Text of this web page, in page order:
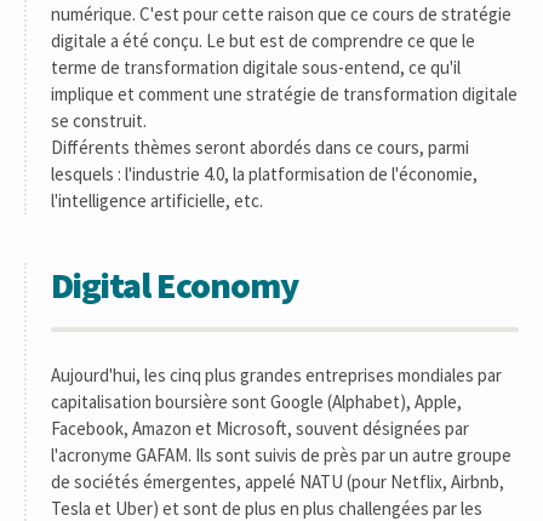
numérique. C'est pour cette raison que ce cours de stratégie
digitale a été conçu. Le but est de comprendre ce que le
terme de transformation digitale sous-entend, ce qu'il
implique et comment une stratégie de transformation digitale
se construit.
Différents thèmes seront abordés dans ce cours, parmi
lesquels : l'industrie 4.0, la platformisation de l'économie,
l'intelligence artificielle, etc.
Digital Economy
Aujourd'hui, les cinq plus grandes entreprises mondiales par
capitalisation boursière sont Google (Alphabet), Apple,
Facebook, Amazon et Microsoft, souvent désignées par
l'acronyme GAFAM. Ils sont suivis de près par un autre groupe
de sociétés émergentes, appelé NATU (pour Netflix, Airbnb,
Tesla et Uber) et sont de plus en plus challengées par les